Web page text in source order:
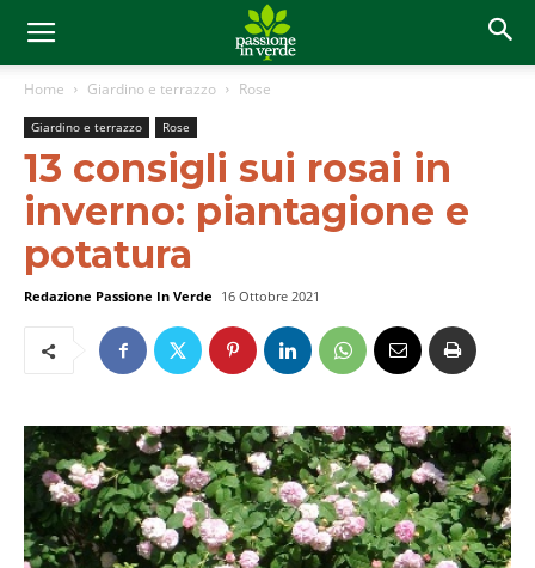
Home Giardino e terrazzo Rose
Giardino e terrazzo Rose
13 consigli sui rosai in
inverno: piantagione e
potatura
Redazione Passione In Verde 16 Ottobre 2021